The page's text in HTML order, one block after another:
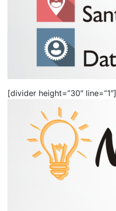
[divider height=”30″ line=”1″]